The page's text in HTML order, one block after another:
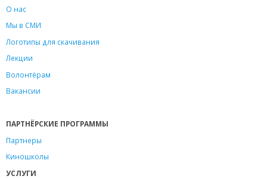
О нас
Мы в СМИ
Логотипы для скачивания
Лекции
Волонтёрам
Вакансии
ПАРТНЁРСКИЕ ПРОГРАММЫ
Партнеры
Киношколы
УСЛУГИ